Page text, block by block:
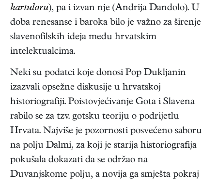
kartularu), pa i izvan nje (Andrija Dandolo). U
doba renesanse i baroka bilo je važno za širenje
slavenofilskih ideja među hrvatskim
intelektualcima.
Neki su podatci koje donosi Pop Dukljanin
izazvali opsežne diskusije u hrvatskoj
historiografiji. Poistovjećivanje Gota i Slavena
rabilo se za tzv. gotsku teoriju o podrijetlu
Hrvata. Najviše je pozornosti posvećeno saboru
na polju Dalmi, za koji je starija historiografija
pokušala dokazati da se održao na
Duvanjskome polju, a novija ga smješta pokraj